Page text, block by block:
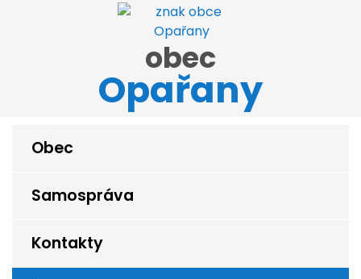
obec
Opařany
Obec
Samospráva
Kontakty